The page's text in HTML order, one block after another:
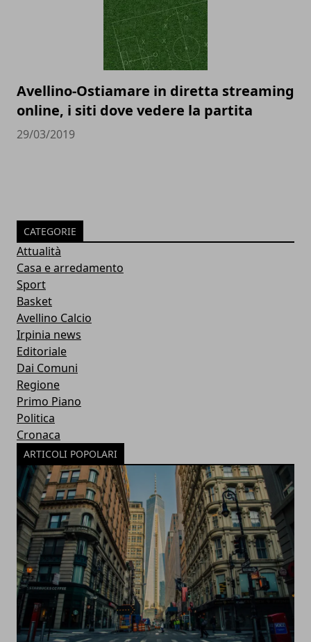
Avellino-Ostiamare in diretta streaming
online, i siti dove vedere la partita
29/03/2019
CATEGORIE
Attualità
Casa e arredamento
Sport
Basket
Avellino Calcio
Irpinia news
Editoriale
Dai Comuni
Regione
Primo Piano
Politica
Cronaca
ARTICOLI POPOLARI